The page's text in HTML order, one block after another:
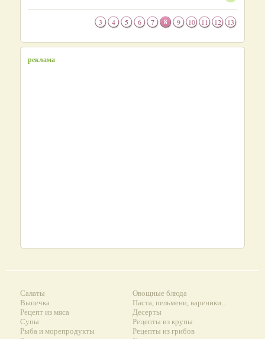
3 4 5 6 7 8 9 10 11 12 13
реклама
Салаты
Выпечка
Рецепт из мяса
Супы
Рыба и морепродукты
Овощные блюда
Паста, пельмени, вареники...
Десерты
Рецепты из крупы
Рецепты из грибов